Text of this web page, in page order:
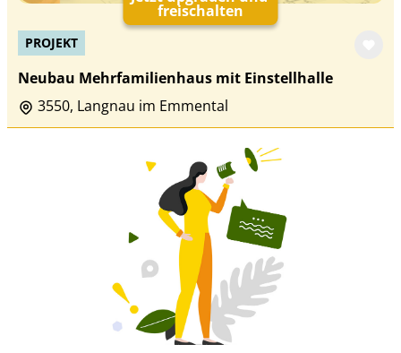
freischalten
PROJEKT
Neubau Mehrfamilienhaus mit Einstellhalle
3550, Langnau im Emmental